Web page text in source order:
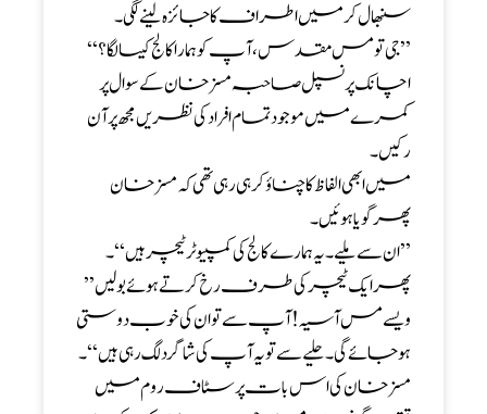
سنبھال کر میں اطراف کا جائزہ لینے لگی۔
’’جی تو مس مقدس ، آپ کو ہمارا کالج کیسا لگا؟ ‘‘
اچانک پرنسپل صاحبہ مسز خان کے سوال پر
کمرے میں موجود تمام افراد کی نظریں مجھ پر آن
رکیں۔
میں ابھی الفاظ کا چناؤ کر ہی رہی تھی کہ مسز خان
پھر گویا ہوئیں۔
’’ان سے ملیے ۔ یہ ہمارے کالج کی کمپیوٹر ٹیچر ہیں‘‘۔
پھر ایک ٹیچر کی طرف رخ کرتے ہوئے بولیں ’’
ویسے مس آسیہ ! آپ سے تو ان کی خوب دوستی
ہو جائے گی۔ حلیے سے تو یہ آپ کی شاگرد لگ رہی ہیں ‘‘۔
مسز خان کی اس بات پر سٹاف روم میں